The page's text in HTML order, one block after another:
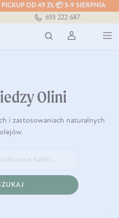
OD 49 ZŁ 📦 3-9 SIERPNIA
693 222 687
Olini
i zastosowaniach naturalnych
olejów